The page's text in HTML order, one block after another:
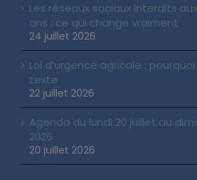
Les réseaux sociaux interdits
ans : ce qui change vraiment
24 juillet 2026
Loi d’urgence agricole :
texte
22 juillet 2026
Agenda du lundi 20 juillet au
2026
20 juillet 2026